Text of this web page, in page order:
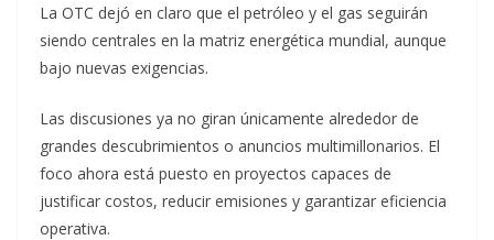
La OTC dejó en claro que el petróleo y el gas seguirán
siendo centrales en la matriz energética mundial, aunque
bajo nuevas exigencias.
Las discusiones ya no giran únicamente alrededor de
grandes descubrimientos o anuncios multimillonarios. El
foco ahora está puesto en proyectos capaces de
justificar costos, reducir emisiones y garantizar eficiencia
operativa.